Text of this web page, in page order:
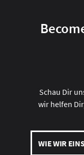
Schau Dir
wir helfen
WIE WIR